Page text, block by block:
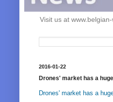
Visit us at
2016-01-22
Drones' market has a
Drones' market has a